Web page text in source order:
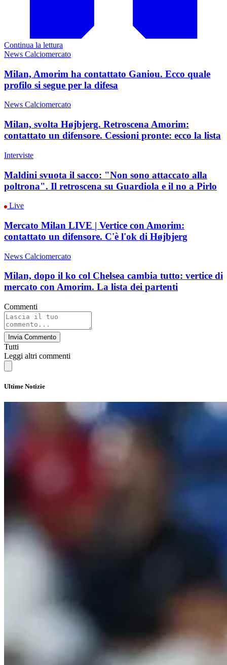
Continua la lettura
News Calciomercato
Milan, Amorim ha contattato Ganiou. Ecco quale
profilo si segue per la difesa
News Calciomercato
Milan, svolta Højbjerg. Retroscena Amorim:
contattato un difensore. Cessioni pronte: ecco la lista
Interviste
Maldini svuota il sacco: "Non sono attaccato alla
poltrona". Il retroscena su Guardiola e il no a Pirlo
Live
Mercato Milan LIVE | Vertice con Amorim:
contattato un difensore. C'è l'ok di Højbjerg
News Calciomercato
Milan, dopo il ko col Chelsea cambia tutto: vertice di
mercato con Amorim. La lista dei partenti
Commenti
Invia Commento
Tutti
Leggi altri commenti
Ultime Notizie